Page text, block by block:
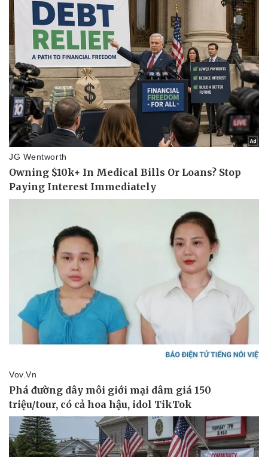
Pháp luật
Vụ án
Tin nóng
Tư vấn luật
Quân sự - Quốc phòng
Vũ khí
Việt Nam
Phân tích